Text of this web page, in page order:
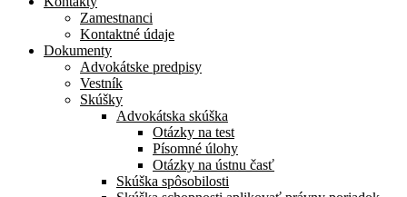
Zamestnanci
Kontaktné údaje
Dokumenty
Advokátske predpisy
Vestník
Skúšky
Advokátska skúška
Otázky na test
Písomné úlohy
Otázky na ústnu časť
Skúška spôsobilosti